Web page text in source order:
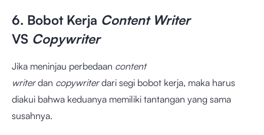
6. Bobot Kerja Content Writer
VS Copywriter
Jika meninjau perbedaan content
writerdan copywriterdari segi bobot kerja, maka harus
diakui bahwa keduanya memiliki tantangan yang sama
susahnya.